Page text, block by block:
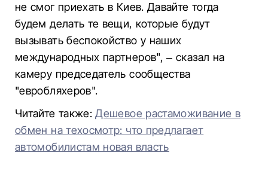
не смог приехать в Киев. Давайте тогда
будем делать те вещи, которые будут
вызывать беспокойство у наших
международных партнеров", – сказал на
камеру председатель сообщества
"евробляхеров".
Читайте также:Дешевое растаможивание в
обмен на техосмотр: что предлагает
автомобилистам новая власть